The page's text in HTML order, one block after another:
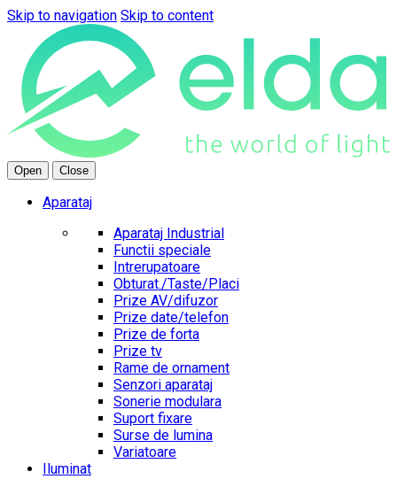
Skip to navigation Skip to content
Open Close
Aparataj
Aparataj Industrial
Functii speciale
Intrerupatoare
Obturat./Taste/Placi
Prize AV/difuzor
Prize date/telefon
Prize de forta
Prize tv
Rame de ornament
Senzori aparataj
Sonerie modulara
Suport fixare
Surse de lumina
Variatoare
Iluminat